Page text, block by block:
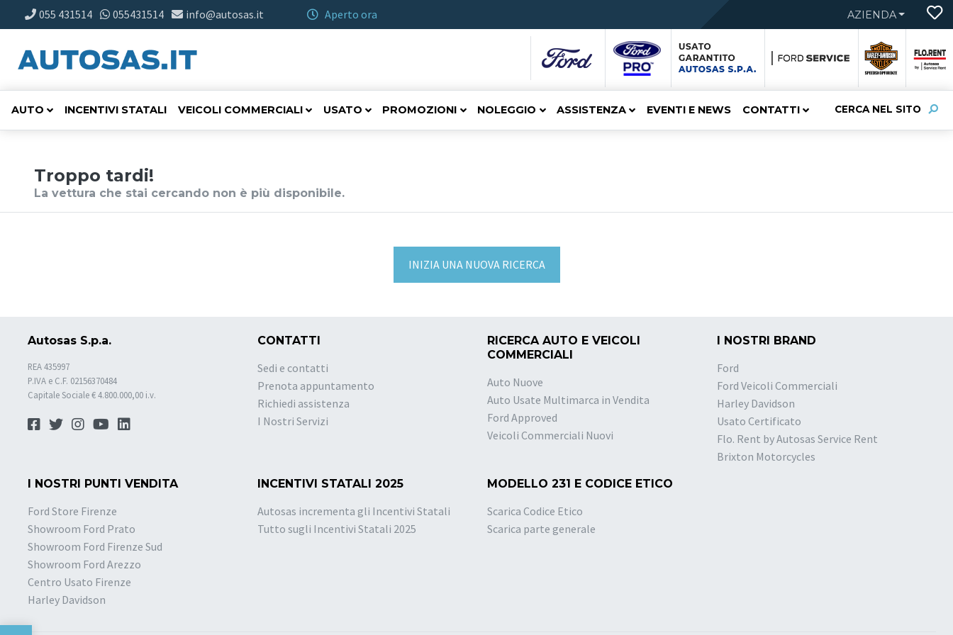
055 431514 055431514 info@autosas.it Aperto ora AZIENDA
CERCA NEL SITO
AUTO INCENTIVI STATALI VEICOLI COMMERCIALI USATO PROMOZIONI NOLEGGIO ASSISTENZA EVENTI E NEWS CONTATTI
Troppo tardi!
La vettura che stai cercando non è più disponibile.
INIZIA UNA NUOVA RICERCA
Autosas S.p.a.
REA 435997
P.IVA e C.F. 02156370484
Capitale Sociale € 4.800.000,00 i.v.
CONTATTI
Sedi e contatti
Prenota appuntamento
Richiedi assistenza
I Nostri Servizi
RICERCA AUTO E VEICOLI
COMMERCIALI
Auto Nuove
Auto Usate Multimarca in Vendita
Ford Approved
Veicoli Commerciali Nuovi
I NOSTRI BRAND
Ford
Ford Veicoli Commerciali
Harley Davidson
Usato Certificato
Flo. Rent by Autosas Service Rent
Brixton Motorcycles
I NOSTRI PUNTI VENDITA
Ford Store Firenze
Showroom Ford Prato
Showroom Ford Firenze Sud
Showroom Ford Arezzo
Centro Usato Firenze
Harley Davidson
INCENTIVI STATALI 2025
Autosas incrementa gli Incentivi Statali
Tutto sugli Incentivi Statali 2025
MODELLO 231 E CODICE ETICO
Scarica Codice Etico
Scarica parte generale